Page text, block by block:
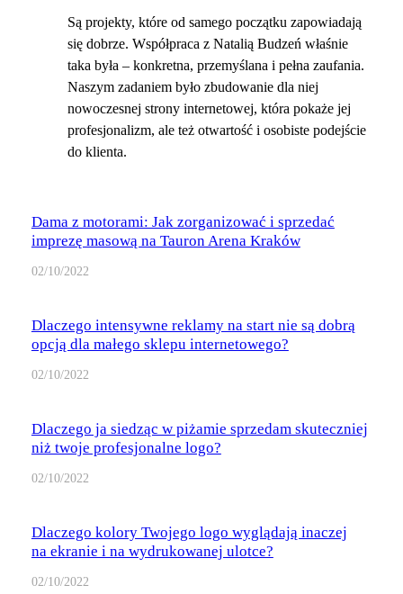
Są projekty, które od samego początku zapowiadają
się dobrze. Współpraca z Natalią Budzeń właśnie
taka była – konkretna, przemyślana i pełna zaufania.
Naszym zadaniem było zbudowanie dla niej
nowoczesnej strony internetowej, która pokaże jej
profesjonalizm, ale też otwartość i osobiste podejście
do klienta.
Dama z motorami: Jak zorganizować i sprzedać
imprezę masową na Tauron Arena Kraków
02/10/2022
Dlaczego intensywne reklamy na start nie są dobrą
opcją dla małego sklepu internetowego?
02/10/2022
Dlaczego ja siedząc w piżamie sprzedam skuteczniej
niż twoje profesjonalne logo?
02/10/2022
Dlaczego kolory Twojego logo wyglądają inaczej
na ekranie i na wydrukowanej ulotce?
02/10/2022